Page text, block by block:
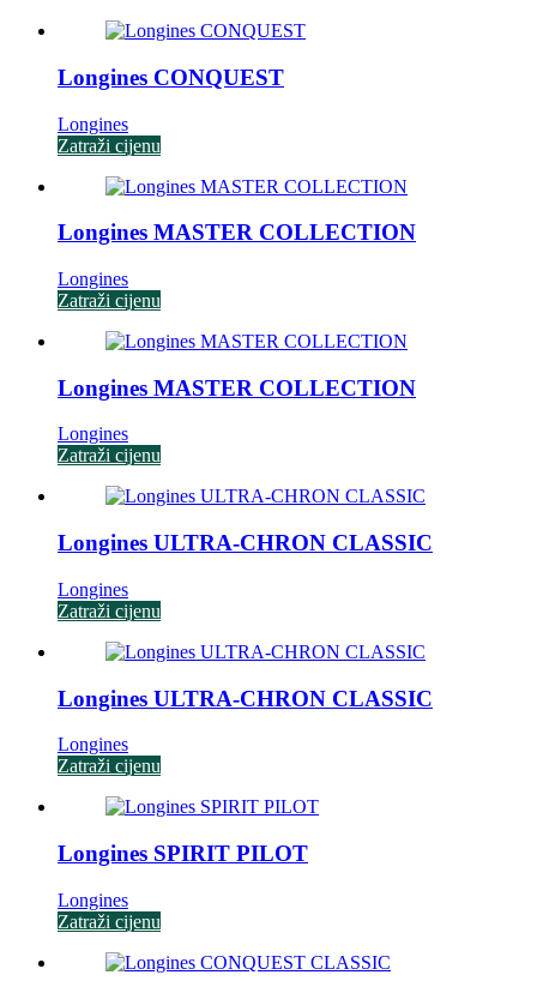
Longines CONQUEST
Longines
Zatraži cijenu
Longines MASTER COLLECTION
Longines
Zatraži cijenu
Longines MASTER COLLECTION
Longines
Zatraži cijenu
Longines ULTRA-CHRON CLASSIC
Longines
Zatraži cijenu
Longines ULTRA-CHRON CLASSIC
Longines
Zatraži cijenu
Longines SPIRIT PILOT
Longines
Zatraži cijenu